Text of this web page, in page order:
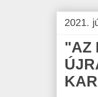
2021.
"AZ